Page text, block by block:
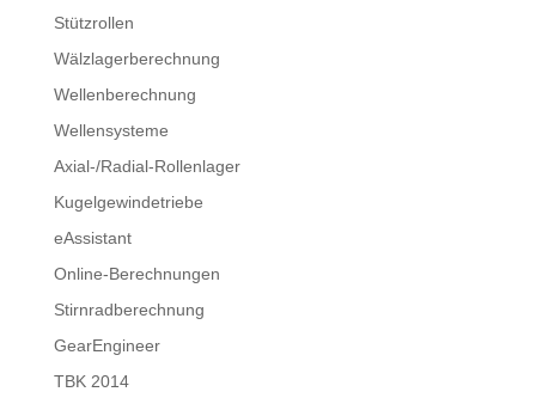
Stützrollen
Wälzlagerberechnung
Wellenberechnung
Wellensysteme
Axial-/Radial-Rollenlager
Kugelgewindetriebe
eAssistant
Online-Berechnungen
Stirnradberechnung
GearEngineer
TBK 2014